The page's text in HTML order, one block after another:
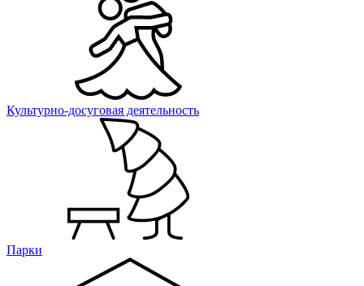
Культурно-досуговая деятельность
Парки